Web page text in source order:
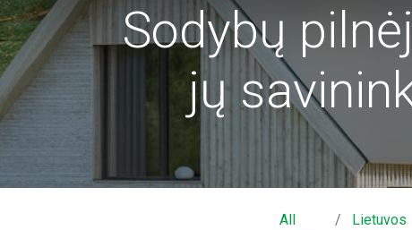
Sodybų
jų
All
Lietuvos